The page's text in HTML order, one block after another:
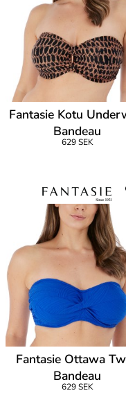
Fantasie Kotu
Bandeau
629 SEK
Fantasie Ottawa
Bandeau
629 SEK